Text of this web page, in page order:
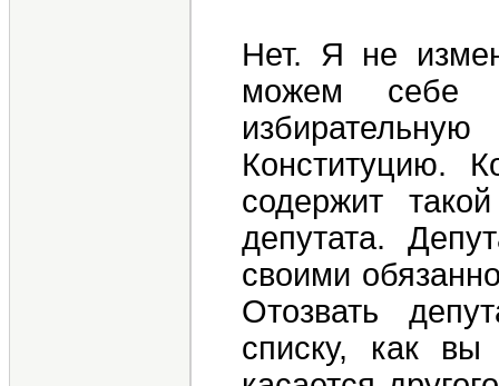
Нет. Я не
можем себе
Конституцию.
содержит
депутата.
своими
Отозвать
списку, как